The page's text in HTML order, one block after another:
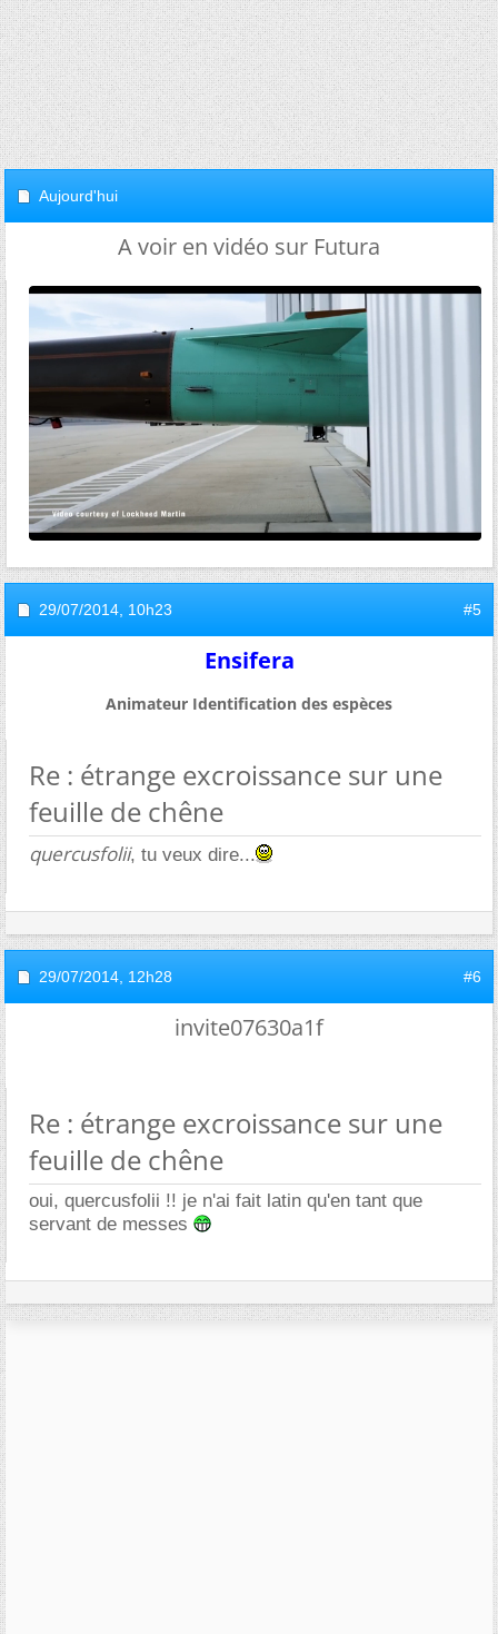
Aujourd'hui
A voir en vidéo sur Futura
29/07/2014, 10h23 #5
Ensifera
Animateur Identification des espèces
Re : étrange excroissance sur une
feuille de chêne
quercusfolii, tu veux dire...
29/07/2014, 12h28 #6
invite07630a1f
Re : étrange excroissance sur une
feuille de chêne
oui, quercusfolii !! je n'ai fait latin qu'en tant que
servant de messes